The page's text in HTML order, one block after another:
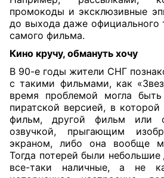
промокоды и эксклюзивные
до выхода даже официального
самого фильма.
Кино кручу, обмануть хочу
В 90-е годы жители СНГ
с такими фильмами, как
время проблемой могла
пиратской версией, в которой
фильм, другой фильм или
озвучкой, прыгающим
экраном, либо она вообще
Тогда потерей были небольшие
все-таки наличные, а не